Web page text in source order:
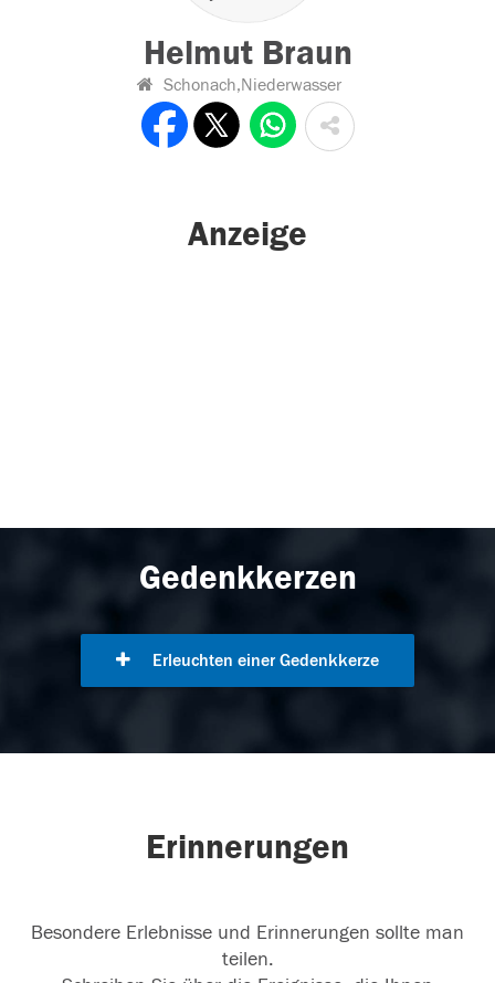
Helmut Braun
Schonach,Niederwasser
Anzeige
Gedenkkerzen
Erleuchten einer Gedenkkerze
Erinnerungen
Besondere Erlebnisse und Erinnerungen sollte man
teilen.